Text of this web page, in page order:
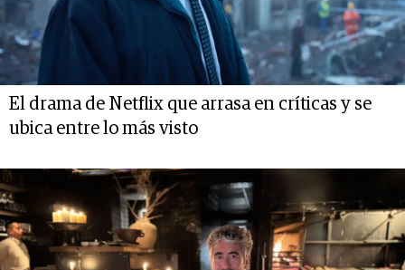
El drama de Netflix que arrasa en críticas y se
ubica entre lo más visto